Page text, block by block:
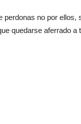
perdonas no por ellos,
quedarse aferrado a